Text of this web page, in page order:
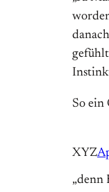
So ein
XYZ
„denn